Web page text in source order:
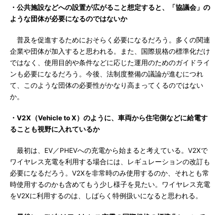
・公共施設などへの設置が広がること想定すると、「協議会」の
ような団体が必要になるのではないか
普及を促進するためにおそらく必要になるだろう。多くの関連
企業や団体が加入すると思われる。また、国際規格の標準化だけ
ではなく、使用目的や条件などに応じた運用のためのガイドライ
ンも必要になるだろう。今後、法制度整備の議論が進むにつれ
て、このような団体の必要性がかなり高まってくるのではない
か。
・V2X（Vehicle to X）のように、車両から住宅側などに給電す
ることも視野に入れているか
最初は、EV／PHEVへの充電から始まると考えている。V2Xで
ワイヤレス充電を利用する場合には、レギュレーションの改訂も
必要になるだろう。V2Xを非常時のみ使用するのか、それとも常
時使用するのかも含めてもう少し様子を見たい。ワイヤレス充電
をV2Xに利用するのは、しばらく特例扱いになると思われる。